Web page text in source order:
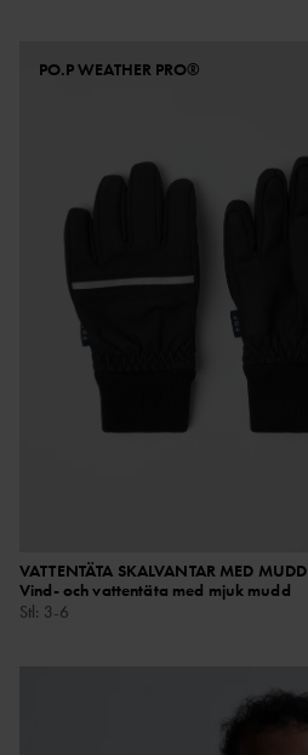
PO.P WEATHER PRO®
VATTENTÄTA SKALVANTAR MED MUDD
Vind- och vattentäta med mjuk mudd
Stl: 3-6